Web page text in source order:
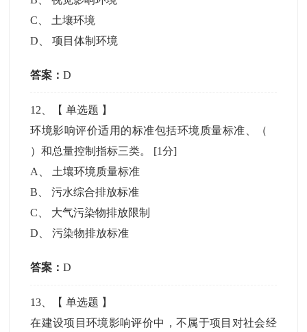
C
土壤环境
D 、项目体制环境
答案：D
12 、【单选题 】
环境影响评价适用的标准包括环境质量标准、（
）和总量控制指标三类。 [1分]
A
土壤环境质量标准
B 、污水综合排放标准
C
大气污染物排放限制
D 、污染物排放标准
答案：D
13 、【单选题 】
在建设项目环境影响评价中，不属于项目对社会经